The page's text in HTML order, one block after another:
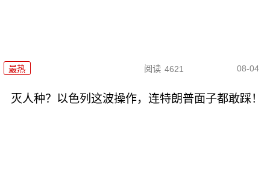
最热 阅读 4621 08-04
灭人种？以色列这波操作，连特朗普面子都敢踩！